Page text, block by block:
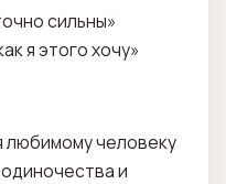
сильны»
я этого хочу»
любимому человеку
и